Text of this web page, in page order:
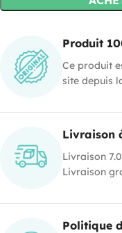
Produit
Ce produit
site depuis
Livraison
Livraison
Livraison
Politique